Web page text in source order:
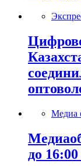
Медиа
до 16:00